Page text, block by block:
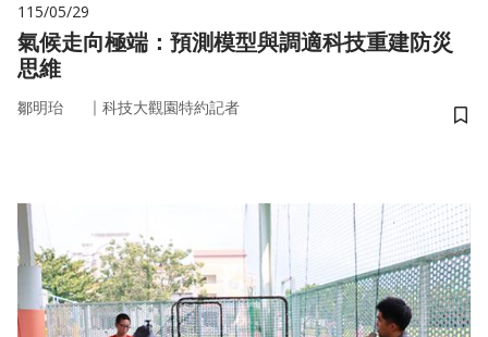
115/05/29
氣候走向極端：預測模型與調適科技重建防災
思維
鄒明珆 ｜ 科技大觀園特約記者
儲